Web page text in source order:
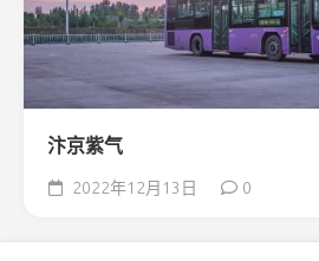
汴京紫气
2022年12月13日 0